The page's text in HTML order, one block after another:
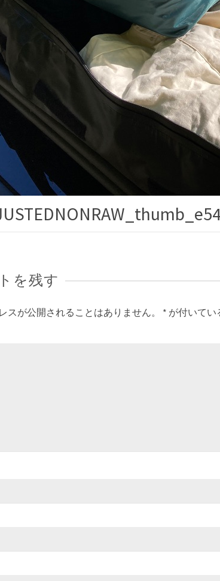
を残す
スが公開されることはありません。 * が付いてい